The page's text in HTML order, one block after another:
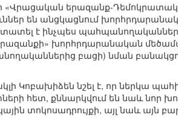
որ «Վրացական երազանք-
են անցկացնում
է ինչպես
խորհրդարանական
բացի) նման
Կոբախիձեն նշել է, որ ներկա
հետ, քննարկվում են նաև նոր
տոկոսադրույքի, այլ նաև այն